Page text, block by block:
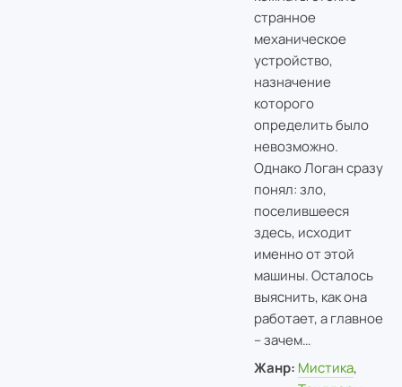
странное
механическое
устройство,
назначение
которого
определить было
невозможно.
Однако Логан сразу
понял: зло,
поселившееся
здесь, исходит
именно от этой
машины. Осталось
выяснить, как она
работает, а главное
– зачем…
Жанр: Мистика,